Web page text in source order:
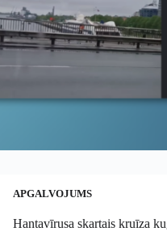
APGALVOJUMS
Hantavīrusa skartais kruīza